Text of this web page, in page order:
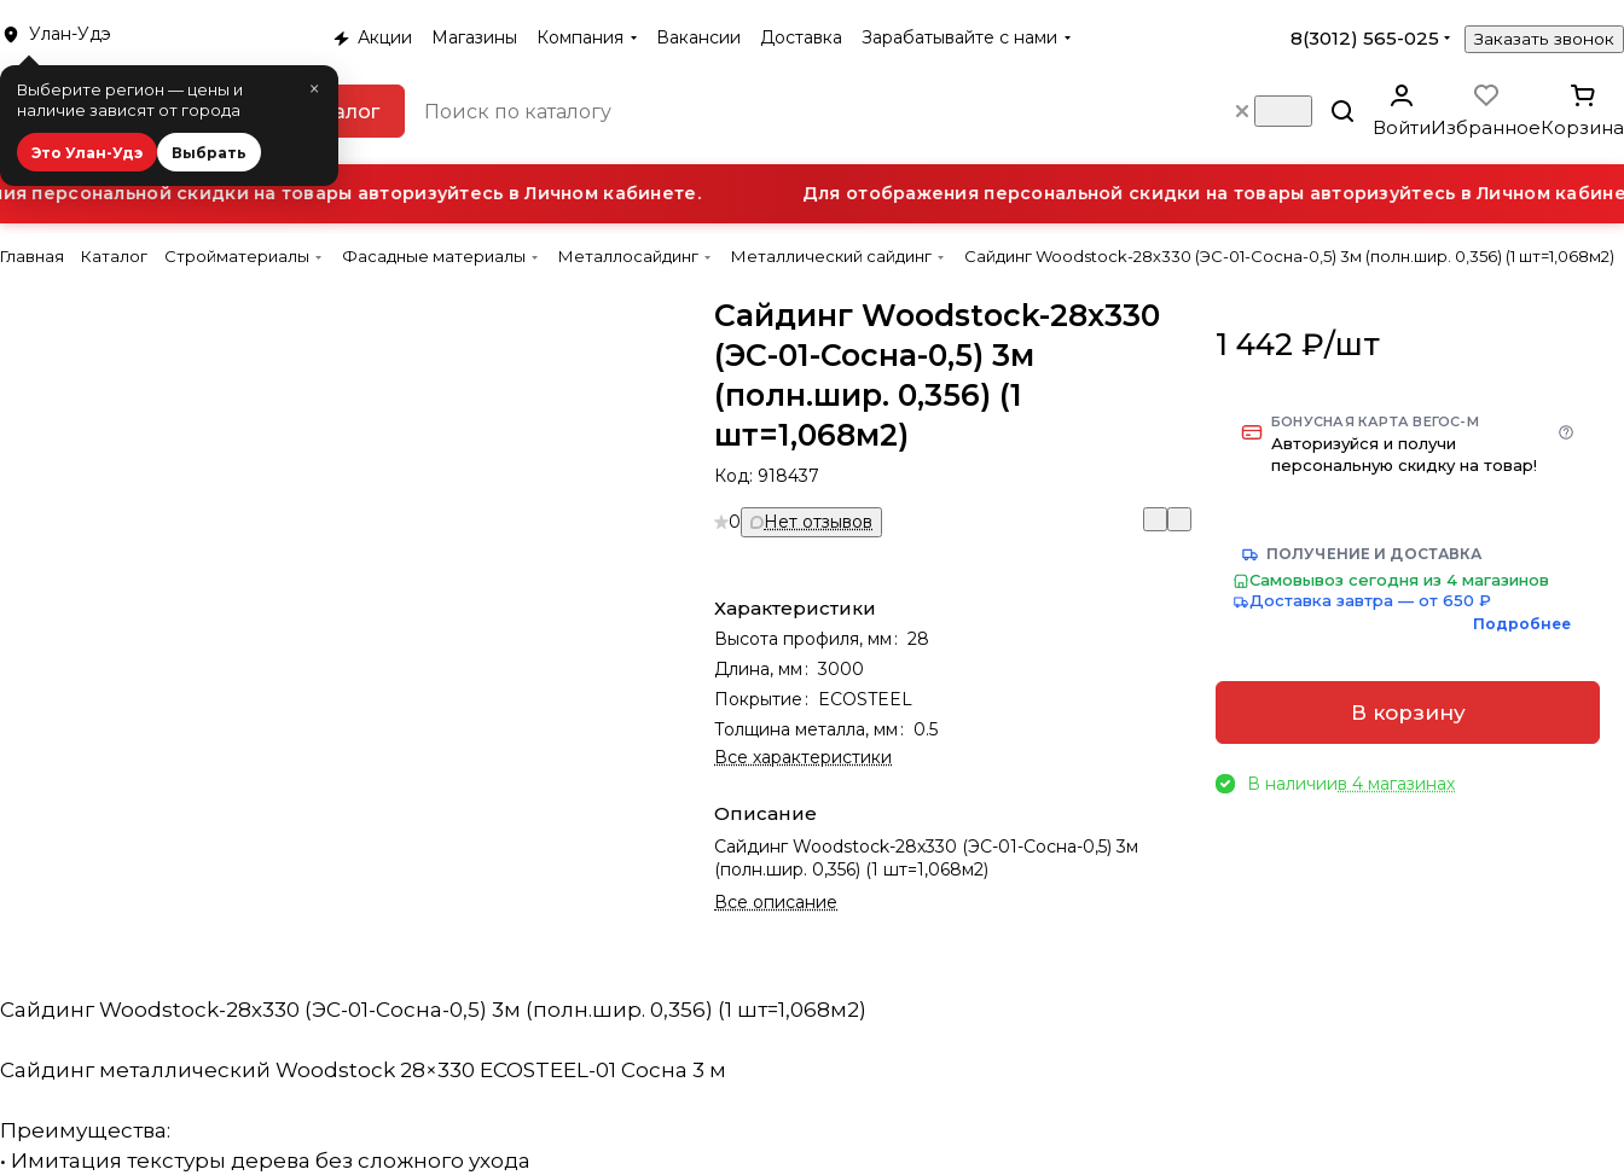
Улан-Удэ
×
Выберите регион — цены и
наличие зависят от города
Это Улан-Удэ Выбрать
Акции Магазины Компания Вакансии Доставка Зарабатывайте с нами 8(3012) 565-025 Заказать звонок
Каталог
ВойтиИзбранноеКорзина
персональной скидки на товары авторизуйтесь в Личном кабинете. Для отображения персональной скидки на товары авторизуйтесь в Личном
Главная Каталог Стройматериалы Фасадные материалы Металлосайдинг Металлический сайдинг Сайдинг Woodstock-28х330 (ЭС-01-Сосна-0,5) 3м (полн.шир. 0,356) (1 шт=1,068м2)
Сайдинг Woodstock-28х330
(ЭС-01-Сосна-0,5) 3м
(полн.шир. 0,356) (1
шт=1,068м2)
Код: 918437
0 Нет отзывов
Характеристики
Высота профиля, мм : 28
Длина, мм : 3000
Покрытие : ECOSTEEL
Толщина металла, мм : 0.5
Все характеристики
Описание
Сайдинг Woodstock-28х330 (ЭС-01-Сосна-0,5) 3м
(полн.шир. 0,356) (1 шт=1,068м2)
Все описание
1 442 ₽/шт
БОНУСНАЯ КАРТА ВЕГОС-М
Авторизуйся и получи
персональную скидку на товар!
ПОЛУЧЕНИЕ И ДОСТАВКА
Самовывоз сегодня из 4 магазинов
Доставка завтра — от 650 ₽
Подробнее
В корзину
В наличиив 4 магазинах
Сайдинг Woodstock-28х330 (ЭС-01-Сосна-0,5) 3м (полн.шир. 0,356) (1 шт=1,068м2)
Сайдинг металлический Woodstock 28×330 ECOSTEEL-01 Сосна 3 м
Преимущества:
• Имитация текстуры дерева без сложного ухода